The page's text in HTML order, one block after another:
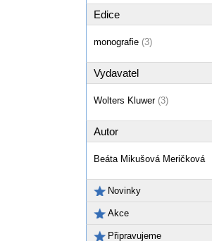
Edice
monografie (3)
Vydavatel
Wolters Kluwer (3)
Autor
Beáta Mikušová Meričková
Novinky
Akce
Připravujeme